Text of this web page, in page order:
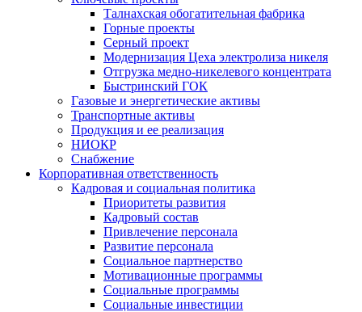
Талнахская обогатительная фабрика
Горные проекты
Серный проект
Модернизация Цеха электролиза никеля
Отгрузка медно-никелевого концентрата
Быстринский ГОК
Газовые и энергетические активы
Транспортные активы
Продукция и ее реализация
НИОКР
Снабжение
Корпоративная ответственность
Кадровая и социальная политика
Приоритеты развития
Кадровый состав
Привлечение персонала
Развитие персонала
Социальное партнерство
Мотивационные программы
Социальные программы
Социальные инвестиции